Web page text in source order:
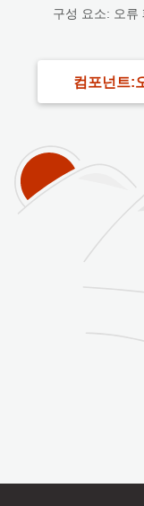
구성 요소: 오류
컴포넌트: